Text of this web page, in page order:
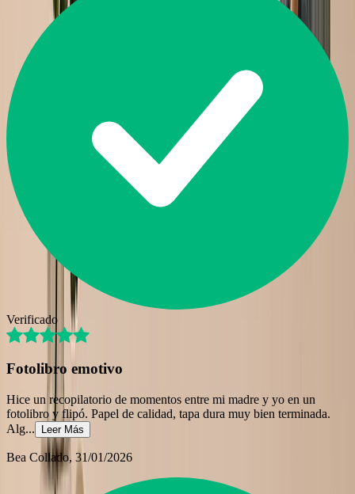
Verificado
Fotolibro emotivo
Hice un recopilatorio de momentos entre mi madre y yo en un
fotolibro y flipó. Papel de calidad, tapa dura muy bien terminada.
Alg... Leer Más
Bea Collado, 31/01/2026